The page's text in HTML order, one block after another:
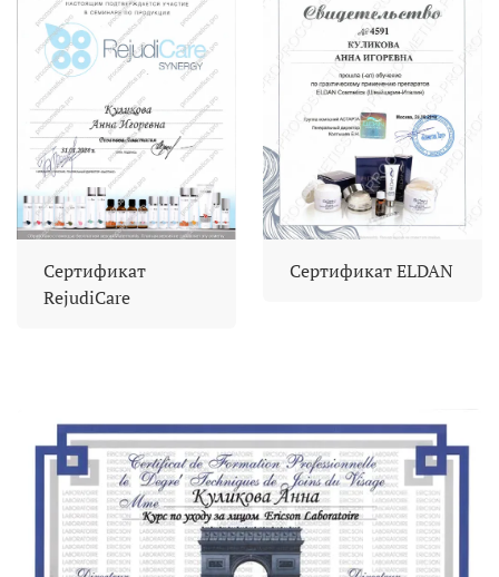
Сертификат
RejudiCare
Сертификат ELDAN